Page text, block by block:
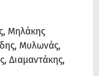
Μηλάκης
Μυλωνάς,
Διαμαντάκης,